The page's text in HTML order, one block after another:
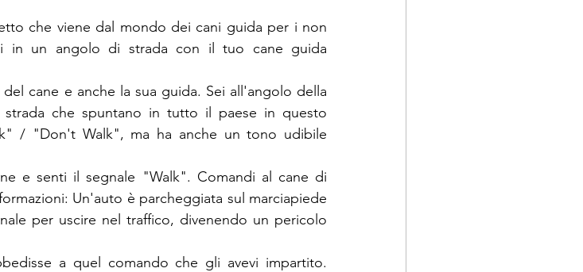
che viene dal mondo dei cani guida per i non
in un angolo di strada con il tuo cane guida
cane e anche la sua guida. Sei all'angolo della
che spuntano in tutto il paese in questo
/ "Don't Walk", ma ha anche un tono udibile
e senti il ​​segnale "Walk". Comandi al cane di
Un'auto è parcheggiata sul marciapiede
per uscire nel traffico, divenendo un pericolo
a quel comando che gli avevi impartito.